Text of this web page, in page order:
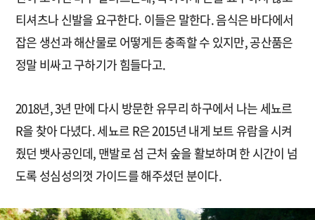
티셔츠나 신발을 요구한다. 이들은 말한다. 음식은 바다에서
잡은 생선과 해산물로 어떻게든 충족할 수 있지만, 공산품은
정말 비싸고 구하기가 힘들다고.
2018년, 3년 만에 다시 방문한 유무리 하구에서 나는 세뇨르
R을 찾아 다녔다. 세뇨르 R은 2015년 내게 보트 유람을 시켜
줬던 뱃사공인데, 맨발로 섬 근처 숲을 활보하며 한 시간이 넘
도록 성심성의껏 가이드를 해주셨던 분이다.